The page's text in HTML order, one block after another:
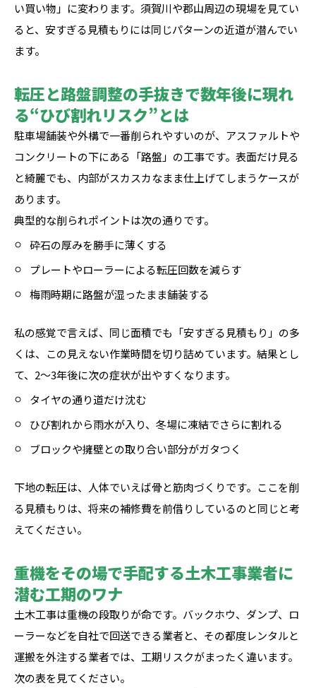
い買い物」に変わります。須賀川や郡山周辺の現場を見てい
ると、安すぎる見積もりには同じパターンの近道が潜んでい
ます。
転圧と路盤調整の手抜きで数年後に現れ
る“ひび割れリスク”とは
駐車場舗装や外構で一番削られやすいのが、アスファルトや
コンクリートの下にある「路盤」の工事です。表面だけ見る
と綺麗でも、内部がスカスカなまま仕上げてしまうケースが
あります。
典型的な削られポイントは次の通りです。
砕石の厚みを勝手に薄くする
プレートやローラーによる転圧回数を減らす
梅雨時期に路盤が湿ったまま舗装する
私の感覚で言えば、同じ面積でも「安すぎる見積もり」の多
くは、この見えない作業時間を切り詰めています。結果とし
て、2〜3年後に次の症状が出やすくなります。
タイヤの通り道だけ沈む
ひび割れから雨水が入り、冬場に凍結でさらに割れる
ブロックや擁壁との取り合い部分がガタつく
下地の転圧は、人体でいえば骨と筋肉づくりです。ここを削
る見積もりは、将来の補修費を前借りしているのと同じと考
えてください。
重機をその場で手配する土木工事業者に
潜む工期のワナ
土木工事は重機の段取りが命です。バックホウ、ダンプ、ロ
ーラーなどを自社で回送できる業者と、その都度レンタルと
運搬を外注する業者では、工期リスクがまったく違います。
次の表を見てください。